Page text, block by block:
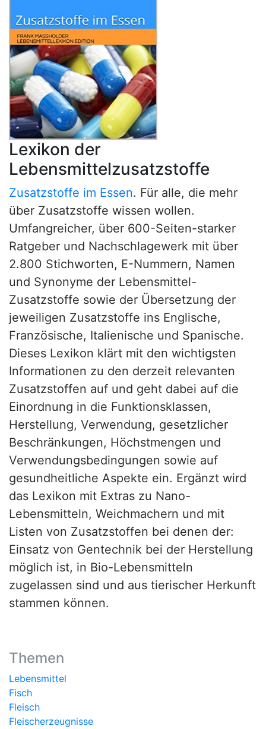
Lexikon der
Lebensmittelzusatzstoffe
Zusatzstoffe im Essen. Für alle, die mehr
über Zusatzstoffe wissen wollen.
Umfangreicher, über 600-Seiten-starker
Ratgeber und Nachschlagewerk mit über
2.800 Stichworten, E-Nummern, Namen
und Synonyme der Lebensmittel-
Zusatzstoffe sowie der Übersetzung der
jeweiligen Zusatzstoffe ins Englische,
Französische, Italienische und Spanische.
Dieses Lexikon klärt mit den wichtigsten
Informationen zu den derzeit relevanten
Zusatzstoffen auf und geht dabei auf die
Einordnung in die Funktionsklassen,
Herstellung, Verwendung, gesetzlicher
Beschränkungen, Höchstmengen und
Verwendungsbedingungen sowie auf
gesundheitliche Aspekte ein. Ergänzt wird
das Lexikon mit Extras zu Nano-
Lebensmitteln, Weichmachern und mit
Listen von Zusatzstoffen bei denen der:
Einsatz von Gentechnik bei der Herstellung
möglich ist, in Bio-Lebensmitteln
zugelassen sind und aus tierischer Herkunft
stammen können.
Themen
Lebensmittel
Fisch
Fleisch
Fleischerzeugnisse